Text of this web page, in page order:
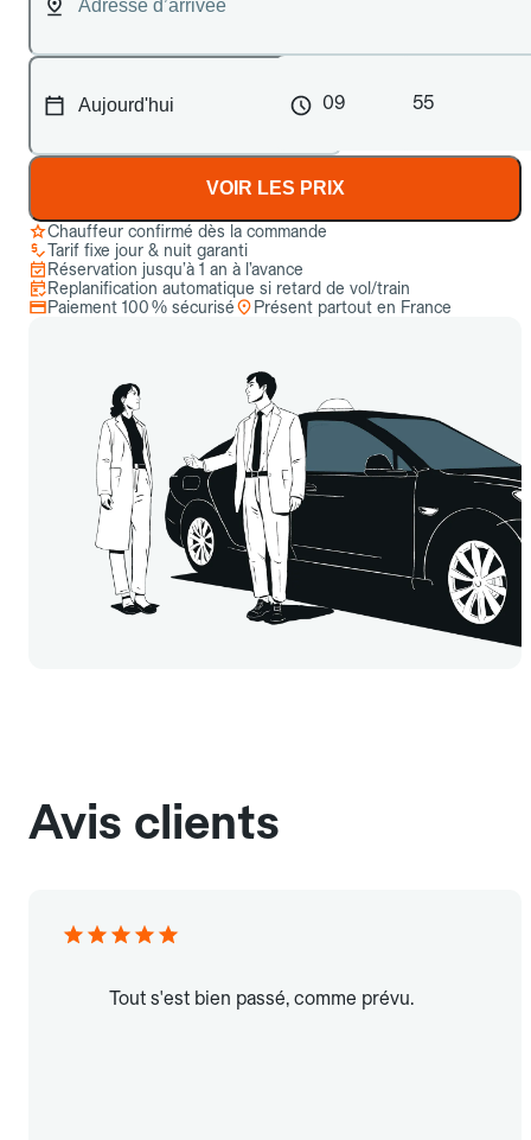
09 55
VOIR LES PRIX
Chauffeur confirmé dès la commande
Tarif fixe jour & nuit garanti
Réservation jusqu’à 1 an à l’avance
Replanification automatique si retard de vol/train
Paiement 100 % sécurisé
Présent partout en France
Avis clients
Tout s'est bien passé, comme prévu.